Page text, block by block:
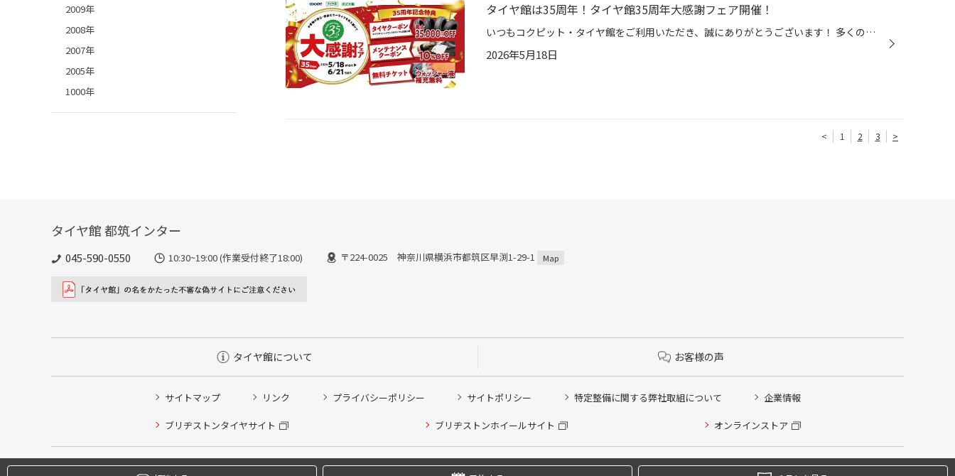
タイヤ館は35周年！タイヤ館35周年大感謝フェア開催！
いつもコクピット・タイヤ館をご利用いただき、誠にありがとうございます！ 多くのお客様に支えられて、タイヤ館は35周年を迎えることが出来ました。 これからもお客様の安全・安心なカーライフを全力でサポートしてまいりますので、 引き続きタイヤ館をよろしくお願いいたします。 35周年を迎えた...
2026年5月18日
< 1 2 3 >
2009年
2008年
2007年
2005年
1000年
タイヤ館 都筑インター
045-590-0550 10:30~19:00 (作業受付終了18:00) 〒224-0025 神奈川県横浜市都筑区早渕1-29-1 Map
タイヤ館について お客様の声
サイトマップ リンク プライバシーポリシー サイトポリシー 特定整備に関する弊社取組について 企業情報
ブリヂストンタイヤサイト ブリヂストンホイールサイト オンラインストア
Copyright © 2024 Bridgestone Retail Co.,Ltd. All rights Reserved.
タイヤ点検・安全点検/タイヤ履き替え/オイル交換/その他ピット作業の予約
クローク契約会員専用タイヤ履き替え※タイヤ履き替えを希望のクローク契約会員の方はこちらを選択ください
本日のタイヤ履き替え順番待ち予約 ※クローク契約会員の方はご利用いただけません